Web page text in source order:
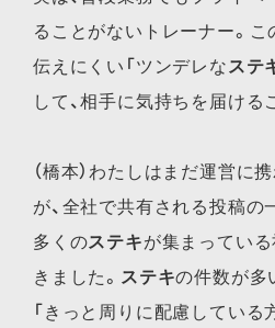
ることがないトレーナー。
伝えにくい「ツンデレなステ
して、相手に気持ちを届ける
（橋本）わたしはまだ運営に
が、全社で共有される投稿の
多くのステキが集まってい
きました。 ステキの件数が多
「きっと周りに配慮している